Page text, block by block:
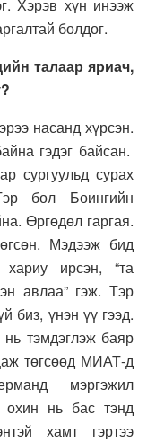
Хэрэв хүн инээж
болдог.
талаар яриач,
насанд хүрсэн.
гэдэг байсан.
сургуульд сурах
бол Боингийн
Өргөдөл гаргая.
Мэдээж бид
ирсэн, “та
авлаа” гэж. Тэр
биз, үнэн үү гээд.
тэмдэглэж баяр
төгсөөд МИАТ-д
мэргэжил
охин нь бас тэнд
хамт гэртээ